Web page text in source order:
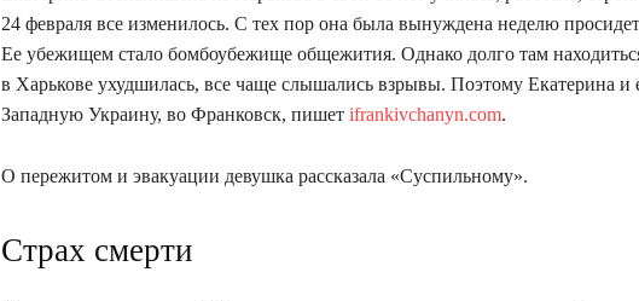
24 февраля все изменилось. С тех пор она была вынуждена неделю
Ее убежищем стало бомбоубежище общежития. Однако долго там
в Харькове ухудшилась, все чаще слышались взрывы. Поэтому Екатерина и
Западную Украину, во Франковск, пишет ifrankivchanyn.com.
О пережитом и эвакуации девушка рассказала «Суспильному».
Страх смерти